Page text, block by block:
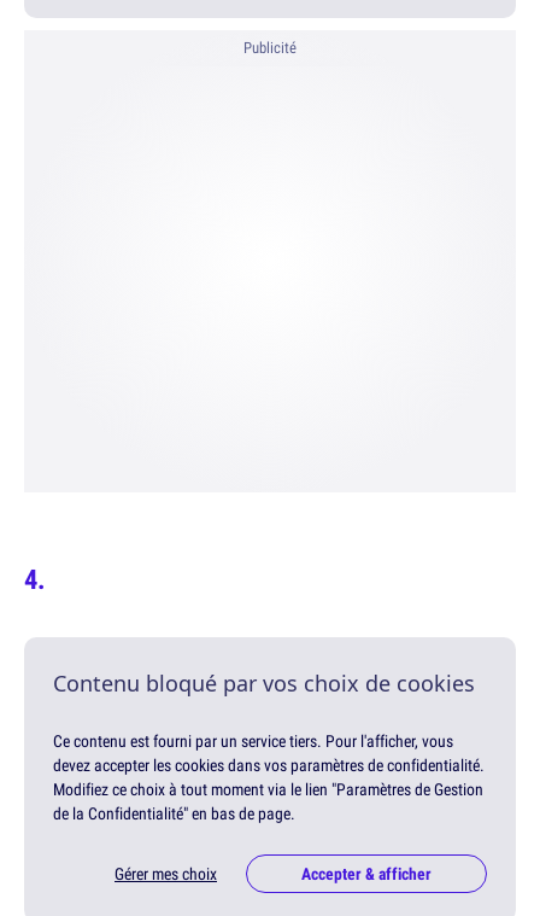
Publicité
Contenu bloqué par vos choix de cookies
Ce contenu est fourni par un service tiers. Pour l'afficher, vous
devez accepter les cookies dans vos paramètres de confidentialité.
Modifiez ce choix à tout moment via le lien "Paramètres de Gestion
de la Confidentialité" en bas de page.
Gérer mes choix Accepter & afficher